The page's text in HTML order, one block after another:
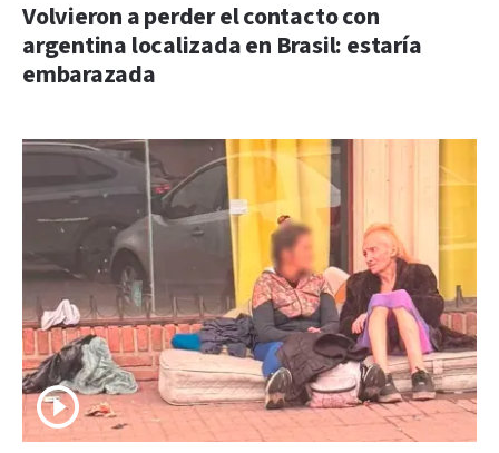
Volvieron a perder el contacto con
argentina localizada en Brasil: estaría
embarazada